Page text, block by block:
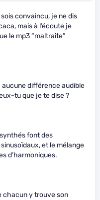
convaincu, je ne dis
mais à l’écoute je
le mp3 “maltraite”
aucune différence audible
tu que je te dise ?
font des
et le mélange
d’harmoniques.
chacun y trouve son